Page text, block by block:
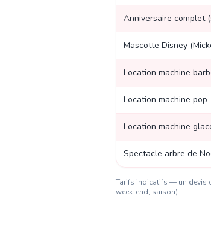
Anniversaire complet
Mascotte Disney
Location machine
Location machine
Location machine
Spectacle arbre de
Tarifs indicatifs — un devis
week-end, saison).